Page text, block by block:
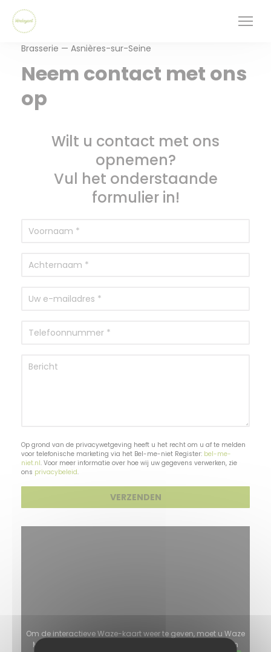
Cookies beheer paneel
Brasserie — Asnières-sur-Seine
Neem contact met ons
op
Wilt u contact met ons
opnemen?
Vul het onderstaande
formulier in!
Op grond van de privacywetgeving heeft u het recht om u af te melden
voor telefonische marketing via het Bel-me-niet Register: bel-me-
niet.nl. Voor meer informatie over hoe wij uw gegevens verwerken, zie
ons privacybeleid.
Om de interactieve Waze-kaart weer te geven, moet u Waze
Map (Google) cookies accepteren. Deze cookies kunnen